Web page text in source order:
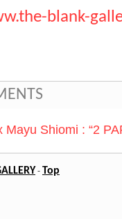
blank-
Mayu Shiomi : “2
- Top